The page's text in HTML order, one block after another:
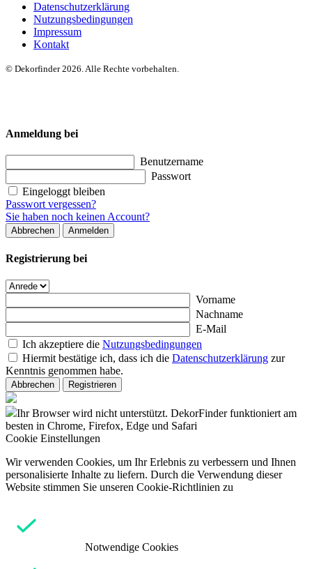
Datenschutzerklärung
Nutzungsbedingungen
Impressum
Kontakt
© Dekorfinder 2026. Alle Rechte vorbehalten.
Anmeldung bei
Benutzername
Passwort
Eingeloggt bleiben
Passwort vergessen?
Sie haben noch keinen Account?
Abbrechen Anmelden
Registrierung bei
Vorname
Nachname
E-Mail
Ich akzeptiere die Nutzungsbedingungen
Hiermit bestätige ich, dass ich die Datenschutzerklärung zur
Kenntnis genommen habe.
Abbrechen Registrieren
Ihr Browser wird nicht unterstützt. DekorFinder funktioniert am
besten in Chrome, Firefox, Edge und Safari
Cookie Einstellungen
Wir verwenden Cookies, um Ihr Erlebnis zu verbessern und Ihnen
personalisierte Inhalte zu liefern. Durch die Verwendung dieser
Website stimmen Sie unseren Cookie-Richtlinien zu
Notwendige Cookies